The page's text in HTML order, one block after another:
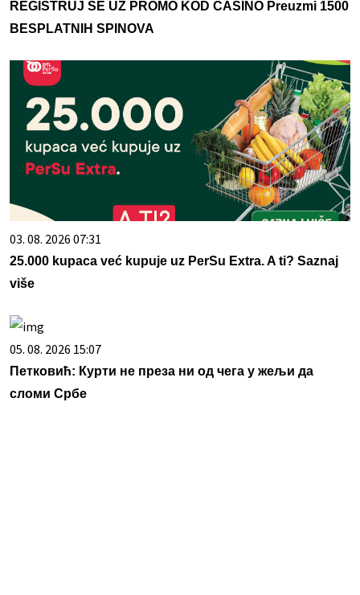
REGISTRUJ SE UZ PROMO KOD CASINO Preuzmi 1500
BESPLATNIH SPINOVA
03. 08. 2026 07:31
25.000 kupaca već kupuje uz PerSu Extra. A ti? Saznaj
više
05. 08. 2026 15:07
Петковић: Курти не преза ни од чега у жељи да
сломи Србе